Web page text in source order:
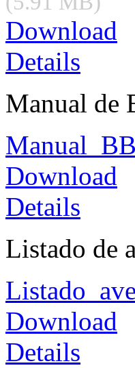
Download
Details
Manual de
Download
Details
Listado de
Download
Details